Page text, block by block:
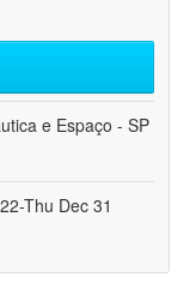
e Espaço - SP
Thu Dec 31